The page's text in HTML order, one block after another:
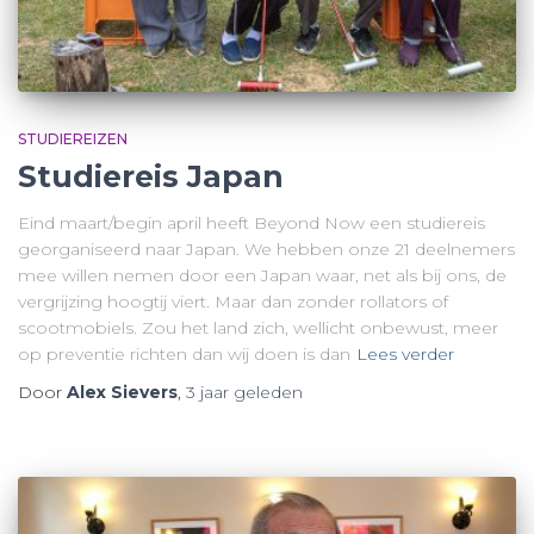
STUDIEREIZEN
Studiereis Japan
Eind maart/begin april heeft Beyond Now een studiereis
georganiseerd naar Japan. We hebben onze 21 deelnemers
mee willen nemen door een Japan waar, net als bij ons, de
vergrijzing hoogtij viert. Maar dan zonder rollators of
scootmobiels. Zou het land zich, wellicht onbewust, meer
op preventie richten dan wij doen is dan Lees verder
Door Alex Sievers, 3 jaar geleden